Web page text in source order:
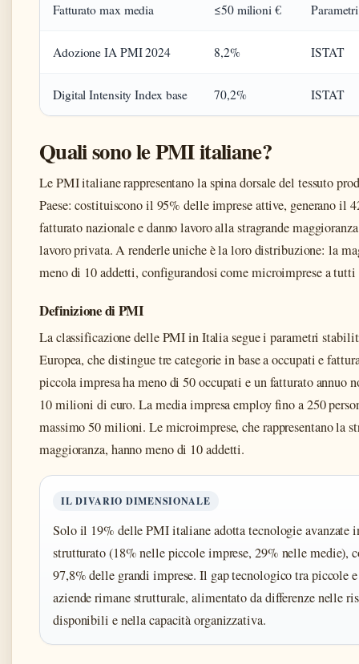
Fatturato max media ≤50 milioni €
Adozione IA PMI 2024 8,2% ISTAT
Digital Intensity Index base 70,2% ISTAT
Quali sono le PMI italiane?
Le PMI italiane rappresentano la spina dorsale del tessuto
Paese: costituiscono il 95% delle imprese attive, generano il
fatturato nazionale e danno lavoro alla stragrande
lavoro privata. A renderle uniche è la loro distribuzione: la
meno di 10 addetti, configurandosi come microimprese a
Definizione di PMI
La classificazione delle PMI in Italia segue i parametri
Europea, che distingue tre categorie in base a occupati e
piccola impresa ha meno di 50 occupati e un fatturato annuo
10 milioni di euro. La media impresa employ fino a 250
massimo 50 milioni. Le microimprese, che rappresentano la
maggioranza, hanno meno di 10 addetti.
IL DIVARIO DIMENSIONALE
Solo il 19% delle PMI italiane adotta tecnologie avanzate
strutturato (18% nelle piccole imprese, 29% nelle medie),
97,8% delle grandi imprese. Il gap tecnologico tra piccole
aziende rimane strutturale, alimentato da differenze nelle
disponibili e nella capacità organizzativa.